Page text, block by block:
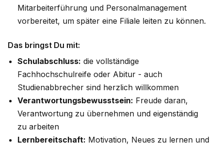
Mitarbeiterführung und Personalmanagement
vorbereitet, um später eine Filiale leiten zu können.
Das bringst Du mit:
Schulabschluss: die vollständige
Fachhochschulreife oder Abitur - auch
Studienabbrecher sind herzlich willkommen
Verantwortungsbewusstsein: Freude daran,
Verantwortung zu übernehmen und eigenständig
zu arbeiten
Lernbereitschaft: Motivation, Neues zu lernen und